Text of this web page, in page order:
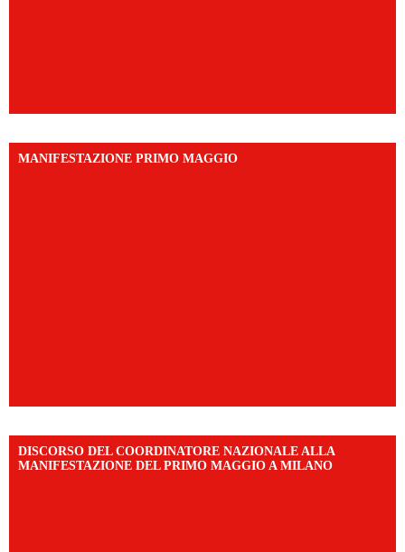
MANIFESTAZIONE PRIMO MAGGIO
DISCORSO DEL COORDINATORE NAZIONALE ALLA
MANIFESTAZIONE DEL PRIMO MAGGIO A MILANO